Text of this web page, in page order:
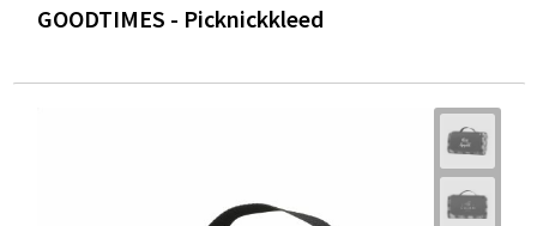
GOODTIMES - Picknickkleed